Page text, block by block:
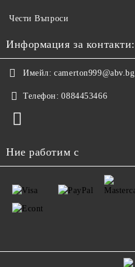
Чести Въпроси
Информация за контакти:
Имейл: camerton999@abv.bg
Телефон: 0884453466
Ние работим с